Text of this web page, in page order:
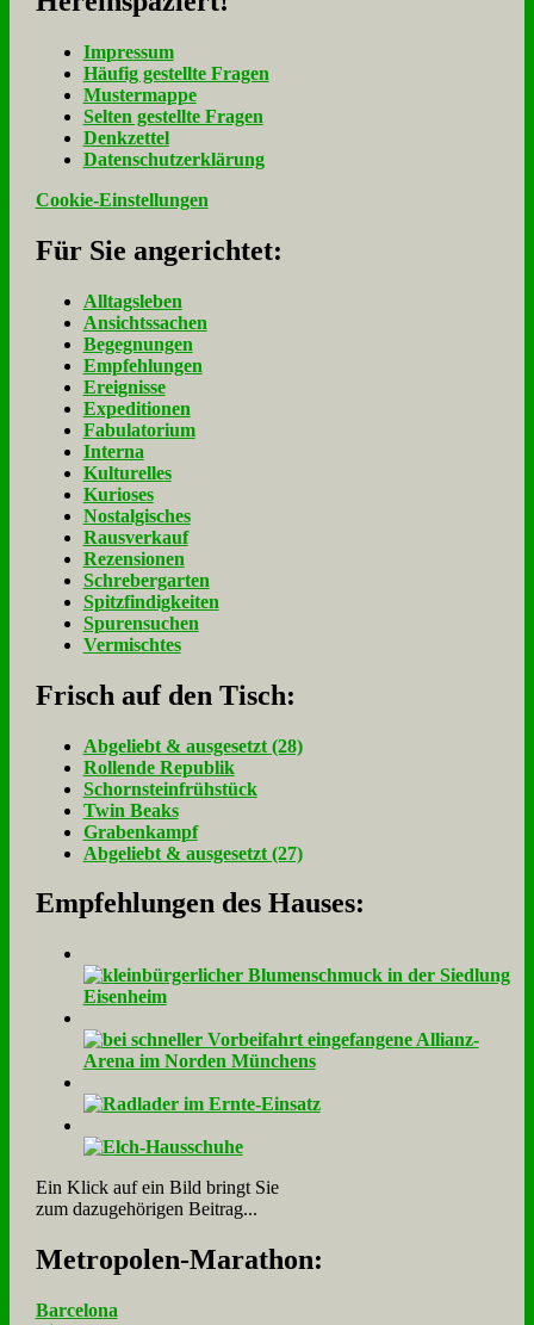
Im­pres­sum
Häu­fig ge­stell­te Fra­gen
Mu­ster­map­pe
Sel­ten ge­stell­te Fra­gen
Denk­zet­tel
Da­ten­schutz­er­klä­rung
Cookie-Einstellungen
Für Sie an­ge­rich­tet:
Alltagsleben
Ansichtssachen
Begegnungen
Empfehlungen
Ereignisse
Expeditionen
Fabulatorium
Interna
Kulturelles
Kurioses
Nostalgisches
Rausverkauf
Rezensionen
Schrebergarten
Spitzfindigkeiten
Spurensuchen
Vermischtes
Frisch auf den Tisch:
Ab­ge­liebt & aus­ge­setzt (28)
Rol­len­de Re­pu­blik
Schorn­stein­früh­stück
Twin Beaks
Gra­ben­kampf
Ab­ge­liebt & aus­ge­setzt (27)
Empfehlungen des Hauses:
Ein Klick auf ein Bild bringt Sie
zum dazugehörigen Beitrag...
Me­tro­po­len-Ma­ra­thon:
Barcelona